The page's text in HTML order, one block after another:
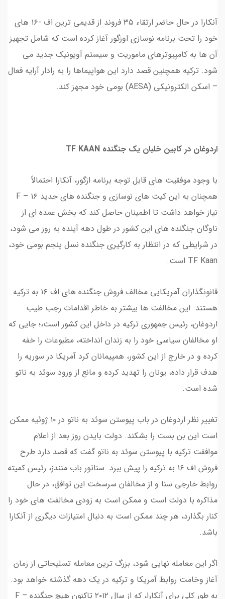
آنکارا در حال حاضر ارتقاء ۳۵ فروند از قدیمی ترین اف -۱۶ های
خود را تحت برنامه نوسازی اوزگور آغاز کرده است که شامل تجهیز
آن ها به کامپیوترهای ماموریت و سیستم آویونیک جدید می
شود. ترکیه همچنین قصد دارد این هواپیماها را به رادار آرایه فعال
– اسکن الکترونیکی (AESA) بومی خود مجهز کند.
اردوغان در کابین خلبان یک جنگنده TF KAAN
با وجود موفقیت های قابل توجه برنامه ازگور، آنکارا احتمالاً
همچنان به این کیت های نوسازی و جنگنده های جدید F – ۱۶
نیاز خواهد داشت تا اطمینان حاصل کند که بخش عمده ای از
ناوگان جنگنده های این کشور در طول دهه آینده به روز می شود،
در شرایطی که در انتظار به کارگیری جنگنده نسل پنجم بومی خود،
TF Kaan است.
قانونگذاران آمریکایی مخالف فروش جنگنده های اف ۱۶ به ترکیه
هستند. این مخالفت ها بیشتر به خاطر اقدامات رجب طیب
اردوغان، رئیس جمهوری ترکیه در داخل این کشور است،؛ جایی که
او مخالفان سیاسی خود را به زندان انداخته، مطبوعات را خفه
کرده و در خارج از این کشور، همپیمانان کرد آمریکا در سوریه را
هدف قرار داده، یونان را تهدید کرده و مانع از ورود سوئد به ناتو
شده است.
تغییر نظر اردوغان در باب پیوستن سوئد به ناتو در ۱۰ ژوئیه ممکن
است این بن بست را بشکند. دولت بایدن روز بعد از اعلام
موافقت ترکیه با پیوستن سوئد به ناتو گفت که قصد دارد طرح
فروش اف ۱۶ به ترکیه را پیش ببرد. سناتور باب منندز، رئیس کمیته
روابط خارجی سنا و از مخالفان سرسخت این توافق، در حال
مذاکره با دولت است و ممکن است به زودی مخالفت های خود را
کنار بگذارد، هر چند ممکن است به دنبال امتیازات دیگری از آنکارا
باشد.
اگر این معامله نهایی شود، بزرگ ترین معامله تسلیحاتی از زمان
آغاز وخامت روابط آمریکا و ترکیه در یک دهه گذشته خواهد بود.
به طور کلی برای آنکارا، که از سال ۲۰۱۲ تاکنون هیچ جنگنده F –